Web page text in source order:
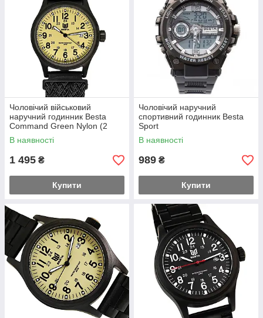
Чоловічий військовий
наручний годинник Besta
Command Green Nylon (2
ремінці)
В наявності
1 495 ₴
Купити
Чоловічий наручний
спортивний годинник Besta
Sport
В наявності
989 ₴
Купити